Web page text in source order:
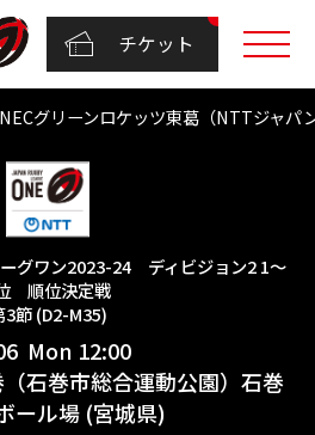
チケット
グリーンロケッツ東葛（NTTジャ
グワン2023-24 ディビジョン2 1〜
順位決定戦
3節 (D2-M35)
Mon 12:00
石巻市総合運動公園）石巻
ール場 (宮城県)